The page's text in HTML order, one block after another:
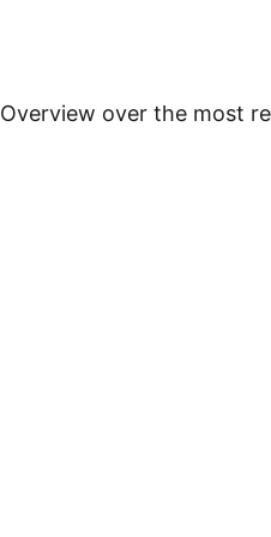
Overview over the most